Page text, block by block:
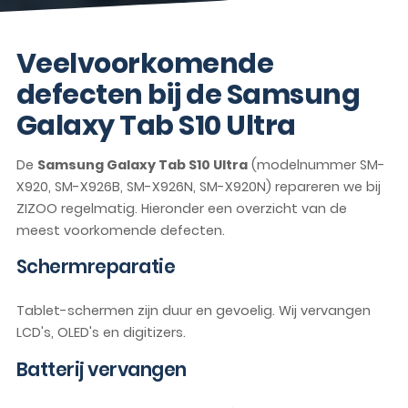
Veelvoorkomende
defecten bij de Samsung
Galaxy Tab S10 Ultra
De Samsung Galaxy Tab S10 Ultra(modelnummer SM-
X920, SM-X926B, SM-X926N, SM-X920N) repareren we bij
ZIZOO regelmatig. Hieronder een overzicht van de
meest voorkomende defecten.
Schermreparatie
Tablet-schermen zijn duur en gevoelig. Wij vervangen
LCD's, OLED's en digitizers.
Batterij vervangen